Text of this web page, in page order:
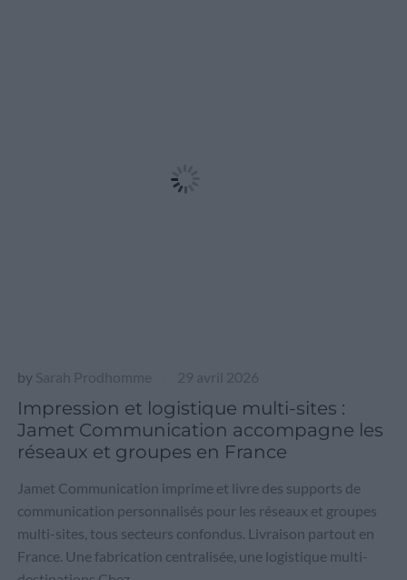
by Sarah Prodhomme 29 avril 2026
Impression et logistique multi-sites :
Jamet Communication accompagne les
réseaux et groupes en France
Jamet Communication imprime et livre des supports de
communication personnalisés pour les réseaux et groupes
multi-sites, tous secteurs confondus. Livraison partout en
France. Une fabrication centralisée, une logistique multi-